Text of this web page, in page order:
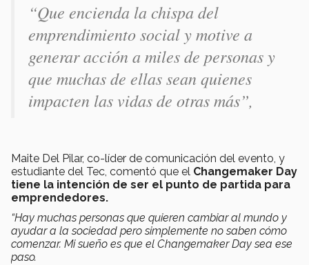
“Que encienda la chispa del
emprendimiento social y motive a
generar acción a miles de personas y
que muchas de ellas sean quienes
impacten las vidas de otras más”,
Maite Del Pilar, co-líder de comunicación del evento, y
estudiante del Tec, comentó que el Changemaker Day
tiene la intención de ser el punto de partida para
emprendedores.
“Hay muchas personas que quieren cambiar al mundo y
ayudar a la sociedad pero simplemente no saben cómo
comenzar. Mi sueño es que el Changemaker Day sea ese
paso.